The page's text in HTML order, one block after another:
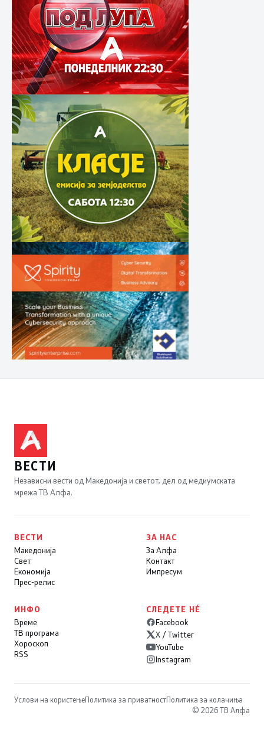
ВЕСТИ
Независни вести од Македонија и светот, дел од медиумската
мрежа ТВ Алфа.
ВЕСТИ
Македонија
Свет
Економија
Прес-релис
ЗА НАС
За Алфа
Контакт
Импресум
ИНФО
Време
ТВ програма
Хороскоп
RSS
СЛЕДЕТЕ НÉ
Facebook
X / Twitter
YouTube
Instagram
Услови на користењеПолитика за приватностПолитика за колачиња
© 2026 ТВ Алфа